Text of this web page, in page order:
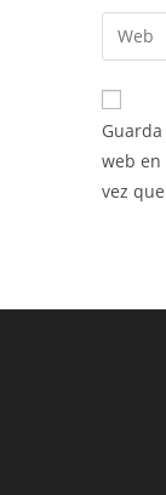
de
usuario
para
de
para
la
URL
de
web en
vez